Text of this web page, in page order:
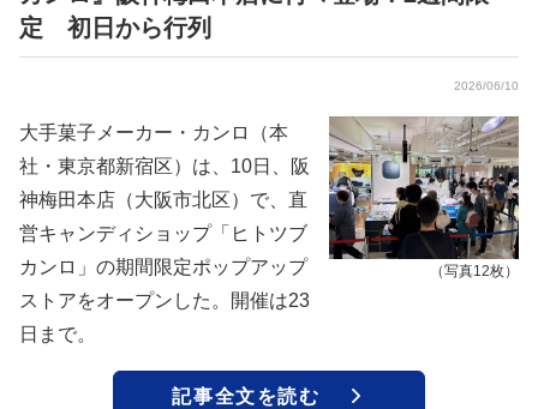
定 初日から行列
2026/06/10
（写真12枚）
大手菓子メーカー・カンロ（本
社・東京都新宿区）は、10日、阪
神梅田本店（大阪市北区）で、直
営キャンディショップ「ヒトツブ
カンロ」の期間限定ポップアップ
ストアをオープンした。開催は23
日まで。
記事全文を読む